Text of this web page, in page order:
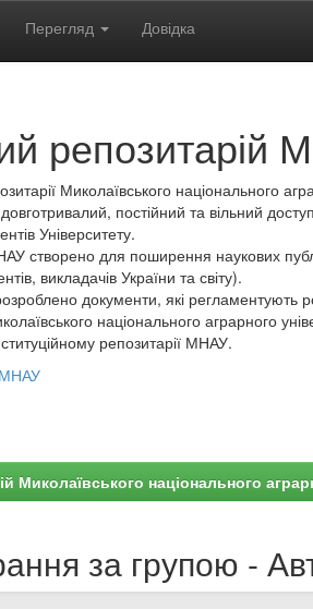
Перегляд Довідка
репозитарій
Миколаївського національного
постійний та вільний
Університету.
створено для поширення наукових
викладачів України та світу).
документи, які регламентують
національного аграрного
репозитарії МНАУ.
МНАУ
Миколаївського національного
за групою -